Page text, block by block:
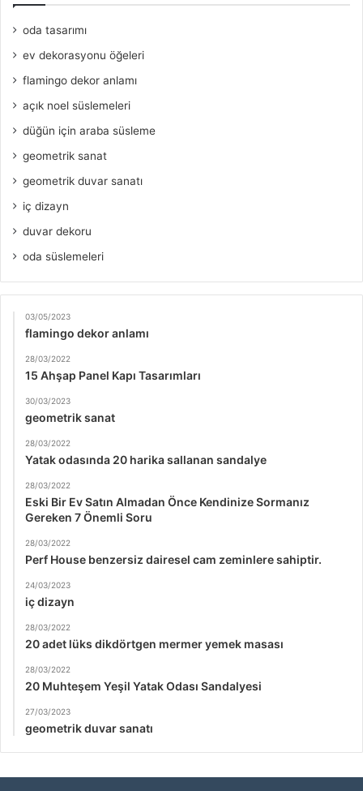
oda tasarımı
ev dekorasyonu öğeleri
flamingo dekor anlamı
açık noel süslemeleri
düğün için araba süsleme
geometrik sanat
geometrik duvar sanatı
iç dizayn
duvar dekoru
oda süslemeleri
03/05/2023
flamingo dekor anlamı
28/03/2022
15 Ahşap Panel Kapı Tasarımları
30/03/2023
geometrik sanat
28/03/2022
Yatak odasında 20 harika sallanan sandalye
28/03/2022
Eski Bir Ev Satın Almadan Önce Kendinize Sormanız
Gereken 7 Önemli Soru
28/03/2022
Perf House benzersiz dairesel cam zeminlere sahiptir.
24/03/2023
iç dizayn
28/03/2022
20 adet lüks dikdörtgen mermer yemek masası
28/03/2022
20 Muhteşem Yeşil Yatak Odası Sandalyesi
27/03/2023
geometrik duvar sanatı